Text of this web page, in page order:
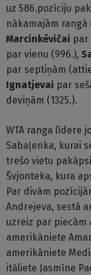
uz 586.pozīciju
nākamajām
Marcinkēvičai par
par vienu (996.),
par septiņām
Ignatjevai par
deviņām (1325.).
WTA ranga līdere
Sabaļenka, kurai
trešo vietu
Švjonteka, kura
Par divām
Andrejeva, sestā
uzreiz par
amerikāniete
amerikāniete
itāliete Jasmīne